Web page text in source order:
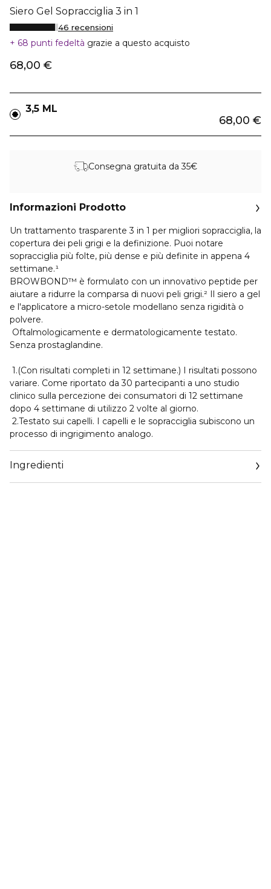
Siero Gel Sopracciglia 3 in 1
46 recensioni
68 punti fedeltà grazie a questo acquisto
68,00 €
3,5 ML
68,00 €
Consegna gratuita da 35€
Informazioni Prodotto
Un trattamento trasparente 3 in 1 per migliori sopracciglia, la
copertura dei peli grigi e la definizione. Puoi notare
sopracciglia più folte, più dense e più definite in appena 4
settimane.¹
BROWBOND™ è formulato con un innovativo peptide per
aiutare a ridurre la comparsa di nuovi peli grigi.² Il siero a gel
e l'applicatore a micro-setole modellano senza rigidità o
polvere.
Oftalmologicamente e dermatologicamente testato.
Senza prostaglandine.
1.(Con risultati completi in 12 settimane.) I risultati possono
variare. Come riportato da 30 partecipanti a uno studio
clinico sulla percezione dei consumatori di 12 settimane
dopo 4 settimane di utilizzo 2 volte al giorno.
2.Testato sui capelli. I capelli e le sopracciglia subiscono un
processo di ingrigimento analogo.
Ingredienti